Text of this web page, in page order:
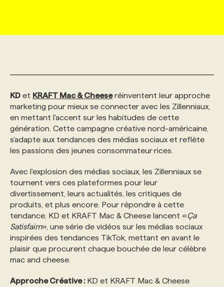
PRIX ET DISTINCTIONS
TENDANCES
GEO/SEO
ÉVÉNEMENTIEL
NOS AUTEUR‧RICES
ANNONCEZ AVEC NOUS
FAQ
ANNONCEZ AVEC NOUS
ANNONCEZ AVEC NOUS
NOS PARCOURS DE FORMATIONS
FORMATIONS PERSONNALISÉES
NOS FORMATEUR‧RICES
POURQUOI CHOISIR NOS FORMATIONS
NOS TARIFS
PROGRAMMES DE SUBVENTIONS
FAQ
SERVICE DE CHASSE DE TÊTE
NOS TARIFS
NOS EXPERTISES
FAQ
ANNONCEZ AVEC NOUS
KD et KRAFT Mac & Cheeseréinventent leur approche
marketing pour mieux se connecter avec les Zillenniaux,
en mettant l'accent sur les habitudes de cette
génération. Cette campagne créative nord-américaine,
s’adapte aux tendances des médias sociaux et reflète
les passions des jeunes consommateur·rices.
Avec l'explosion des médias sociaux, les Zillenniaux se
tournent vers ces plateformes pour leur
divertissement, leurs actualités, les critiques de
produits, et plus encore. Pour répondre à cette
tendance, KD et KRAFT Mac & Cheese lancent «Ça
Satisfaim», une série de vidéos sur les médias sociaux
inspirées des tendances TikTok, mettant en avant le
plaisir que procurent chaque bouchée de leur célèbre
mac and cheese.
Approche Créative : KD et KRAFT Mac & Cheese